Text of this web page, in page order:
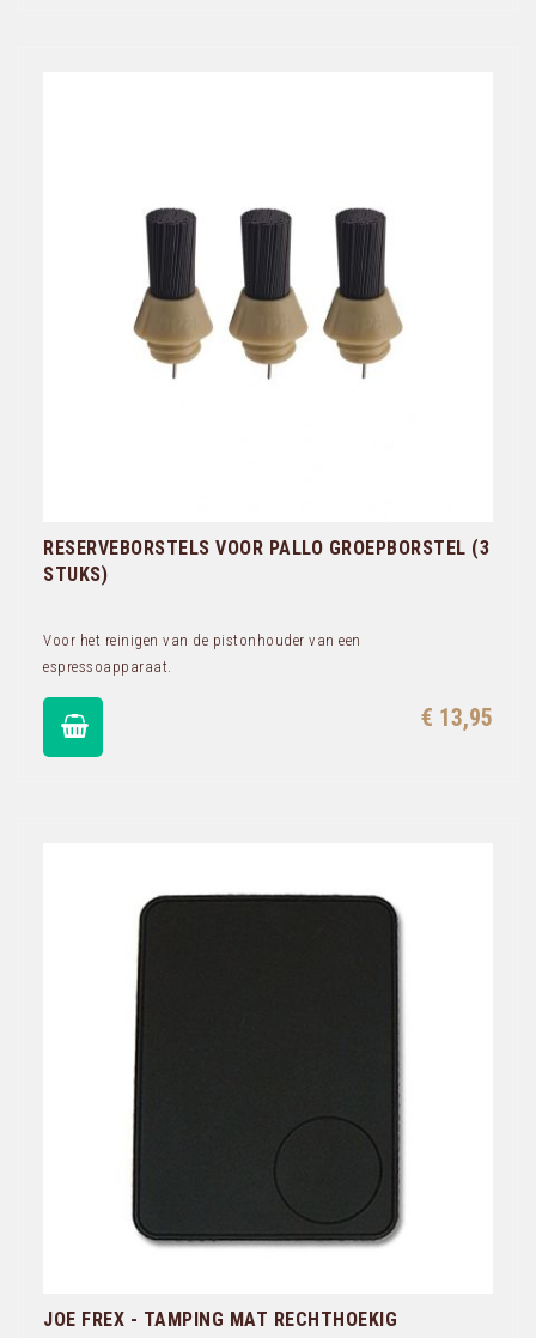
RESERVEBORSTELS VOOR PALLO GROEPBORSTEL (3
STUKS)
Voor het reinigen van de pistonhouder van een
espressoapparaat.
€ 13,95
JOE FREX - TAMPING MAT RECHTHOEKIG